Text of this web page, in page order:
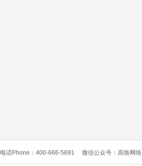
电话Phone：400-666-5691 微信公众号：高恪网络